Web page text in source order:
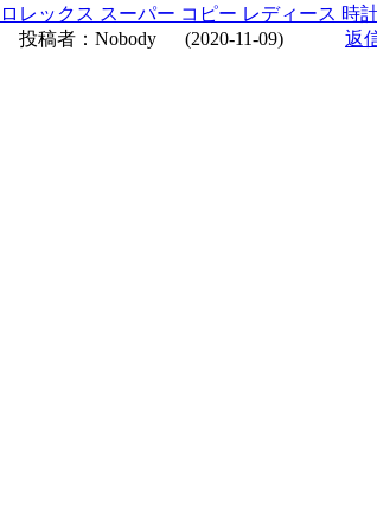
ロレックス スーパー コピー レディース 時
投稿者： Nobody (2020-11-09)
返